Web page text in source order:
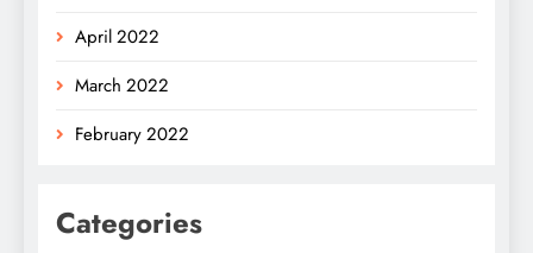
April 2022
March 2022
February 2022
Categories